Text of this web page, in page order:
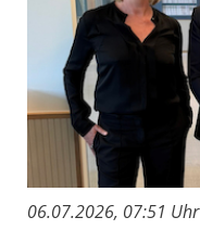
06.07.2026, 07:51 Uhr